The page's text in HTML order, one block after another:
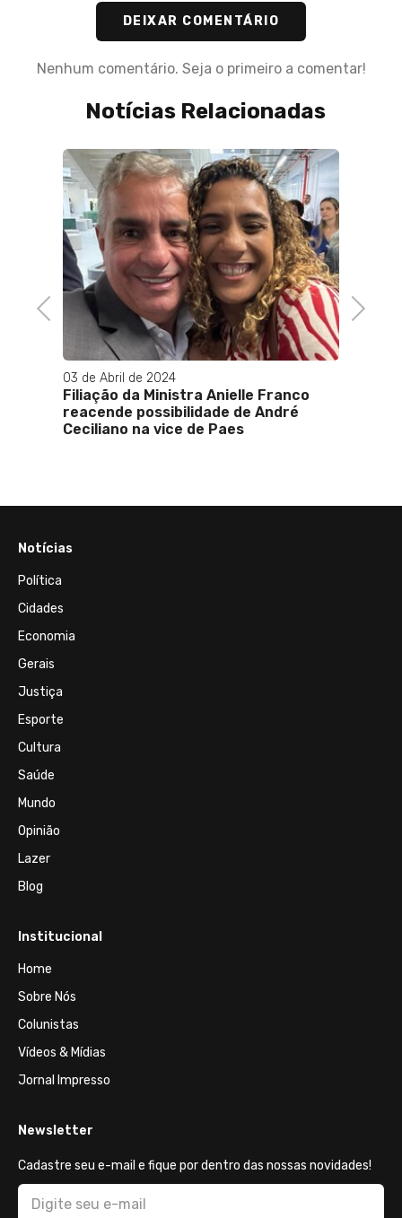
DEIXAR COMENTÁRIO
Nenhum comentário. Seja o primeiro a comentar!
Notícias Relacionadas
Previous
03 de Abril de 2024
Filiação da Ministra Anielle Franco
reacende possibilidade de André
Ceciliano na vice de Paes
Next
Notícias
Política
Cidades
Economia
Gerais
Justiça
Esporte
Cultura
Saúde
Mundo
Opinião
Lazer
Blog
Institucional
Home
Sobre Nós
Colunistas
Vídeos & Mídias
Jornal Impresso
Newsletter
Cadastre seu e-mail e fique por dentro das nossas novidades!